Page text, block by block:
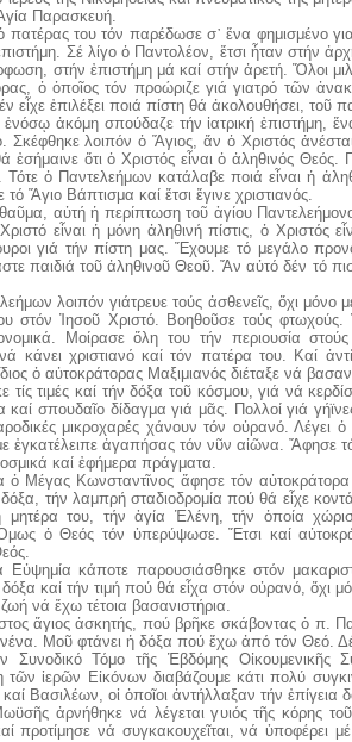
Παρασκευή.
του τόν παρέδωσε σ᾿ ἕνα φημισμένο
Σέ λίγο ὁ Παντολέον, ἔτσι ἦταν στήν
στήν ἐπιστήμη μά καί στήν ἀρετή. Ὅλοι
ὁ ὁποῖος τόν προώριζε γιά γιατρό τῶν
εἶχε ἐπιλέξει ποιά πίστη θά ἀκολουθήσει, τοῦ
ἀκόμη σπούδαζε τήν ἰατρική ἐπιστήμη,
Σκέφθηκε λοιπόν ὁ Ἅγιος, ἄν ὁ Χριστός
ἐσήμαινε ὅτι ὁ Χριστός εἶναι ὁ ἀληθινός
Τότε ὁ Παντελεήμων κατάλαβε ποιά εἶναι ἡ
τό Ἅγιο Βάπτισμα καί ἔτσι ἔγινε χριστιανός.
αὐτή ἡ περίπτωση τοῦ ἁγίου Παντελεήμονος
εἶναι ἡ μόνη ἀληθινή πίστις, ὁ Χριστός
γιά τήν πίστη μας. Ἔχουμε τό μεγάλο
παιδιά τοῦ ἀληθινοῦ Θεοῦ. Ἄν αὐτό δέν τό
λοιπόν γιάτρευε τούς ἀσθενεῖς, ὄχι μόνο
στόν Ἰησοῦ Χριστό. Βοηθοῦσε τούς
Μοίρασε ὅλη του τήν περιουσία
κάνει χριστιανό καί τόν πατέρα του. Καί
ὁ αὐτοκράτορας Μαξιμιανός διέταξε νά
τιμές καί τήν δόξα τοῦ κόσμου, γιά νά
καί σπουδαῖο δίδαγμα γιά μᾶς. Πολλοί γιά
μικροχαρές χάνουν τόν οὐρανό. Λέγει
ἐγκατέλειπε ἀγαπήσας τόν νῦν αἰῶνα. Ἄφησε
καί ἐφήμερα πράγματα.
Μέγας Κωνσταντῖνος ἄφησε τόν
τήν λαμπρή σταδιοδρομία πού θά εἶχε
μητέρα του, τήν ἁγία Ἑλένη, τήν ὁποία
ὁ Θεός τόν ὑπερύψωσε. Ἔτσι καί
κάποτε παρουσιάσθηκε στόν
δόξα καί τήν τιμή πού θά εἶχα στόν οὐρανό,
νά ἔχω τέτοια βασανιστήρια.
ἅγιος ἀσκητής, πού βρῆκε σκάβοντας ὁ π.
Μοῦ φτάνει ἡ δόξα πού ἔχω ἀπό τόν
Συνοδικό Τόμο τῆς Ἑβδόμης Οἰκουμενικῆς
ἱερῶν Εἰκόνων διαβάζουμε κάτι πολύ
Βασιλέων, οἱ ὁποῖοι ἀντήλλαξαν τήν
ἀρνήθηκε νά λέγεται γυιός τῆς κόρης τοῦ
προτίμησε νά συγκακουχεῖται, νά ὑποφέρει